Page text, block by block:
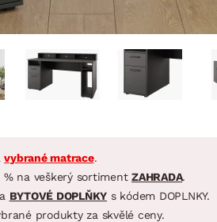
vybrané matrace.
% na veškerý sortiment ZAHRADA.
BYTOVÉ DOPLŇKY s kódem DOPLNKY.
produkty za skvělé ceny.